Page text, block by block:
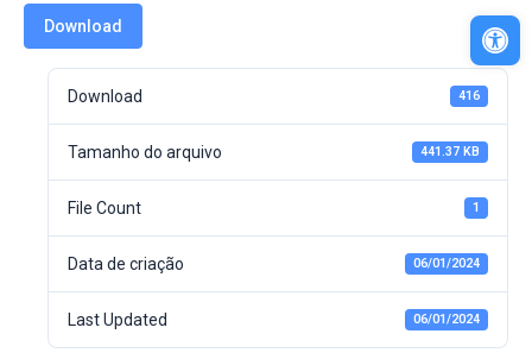
Download
Download 416
Tamanho do arquivo 441.37 KB
File Count 1
Data de criação 06/01/2024
Last Updated 06/01/2024